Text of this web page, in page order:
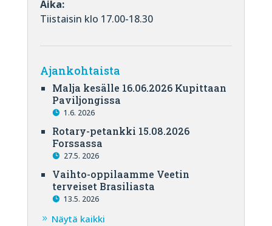
Aika:
Tiistaisin klo 17.00-18.30
Ajankohtaista
Malja kesälle 16.06.2026 Kupittaan
Paviljongissa
1.6. 2026
Rotary-petankki 15.08.2026
Forssassa
27.5. 2026
Vaihto-oppilaamme Veetin
terveiset Brasiliasta
13.5. 2026
Näytä kaikki